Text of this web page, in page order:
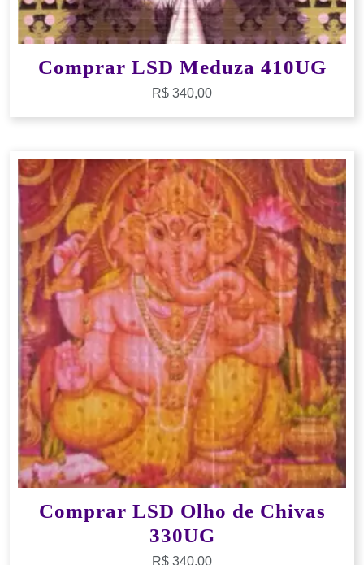
Comprar LSD Meduza 410UG
R$ 340,00
Comprar LSD Olho de Chivas
330UG
R$ 340,00